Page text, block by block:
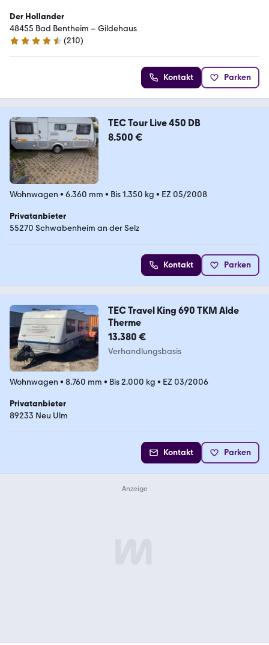
Der Hollander
48455 Bad Bentheim – Gildehaus
4.3 Sterne
(210)
Kontakt Parken
TEC Tour Live 450 DB
8.500 €
Wohnwagen • 6.360 mm • Bis 1.350 kg • EZ 05/2008
Privatanbieter
55270 Schwabenheim an der Selz
Kontakt Parken
TEC Travel King 690 TKM Alde
Therme
13.380 €
Verhandlungsbasis
Wohnwagen • 8.760 mm • Bis 2.000 kg • EZ 03/2006
Privatanbieter
89233 Neu Ulm
Kontakt Parken